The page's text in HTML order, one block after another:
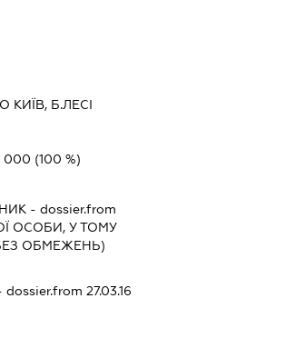
КИЇВ, Б.ЛЕСІ
000 (100 %)
- dossier.from
ОСОБИ, У ТОМУ
ОБМЕЖЕНЬ)
dossier.from 27.03.16